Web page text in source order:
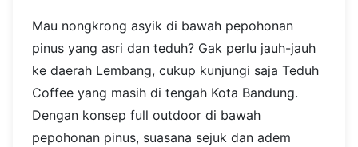
Mau nongkrong asyik di bawah pepohonan
pinus yang asri dan teduh? Gak perlu jauh-jauh
ke daerah Lembang, cukup kunjungi saja Teduh
Coffee yang masih di tengah Kota Bandung.
Dengan konsep full outdoor di bawah
pepohonan pinus, suasana sejuk dan adem